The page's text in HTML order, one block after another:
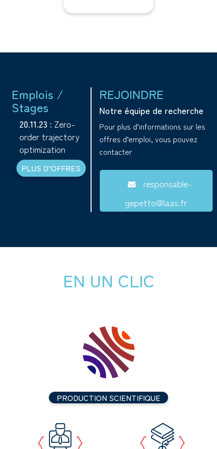
Emplois /
Stages
20.11.23 : Zero-
order trajectory
optimization
PLUS D’OFFRES
REJOINDRE
Notre équipe de recherche
Pour plus d’informations sur les
offres d’emploi, vous pouvez
contacter
responsable-
gepetto@laas.fr
EN UN CLIC
PRODUCTION SCIENTIFIQUE